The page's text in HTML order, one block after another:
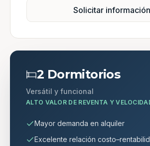
Solicitar información
2 Dormitorios
Versátil y funcional
ALTO VALOR DE REVENTA Y
Mayor demanda en alquiler
Excelente relación